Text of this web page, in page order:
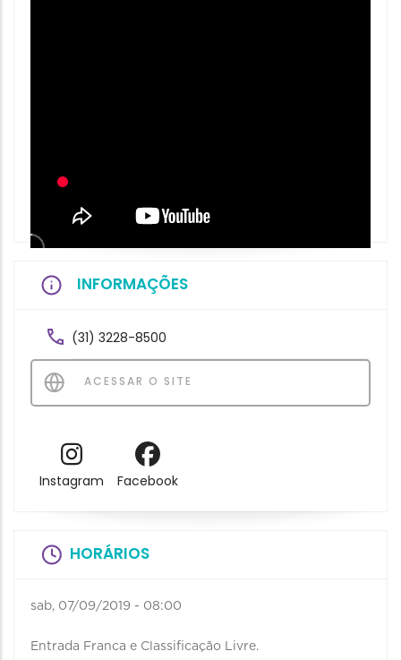
INFORMAÇÕES
(31) 3228-8500
ACESSAR O SITE
Instagram Facebook
HORÁRIOS
sab, 07/09/2019 - 08:00
Entrada Franca e Classificação Livre.